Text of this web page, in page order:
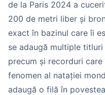
de la Paris 2024 a
200 de metri liber și
exact în bazinul care îi
se adaugă multiple
precum și recorduri
fenomen al natației
adaugă o filă în